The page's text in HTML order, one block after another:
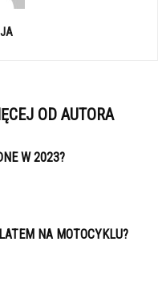
OD AUTORA
W 2023?
NA MOTOCYKLU?